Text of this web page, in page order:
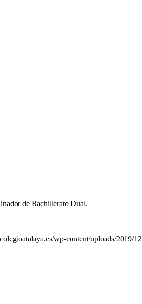
de Bachillerato Dual.
wp-content/uploads/2019/